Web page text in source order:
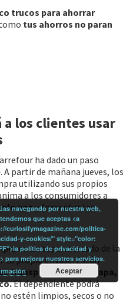
trucos para ahorrar
tus ahorros no paran
los clientes usar
ha dado un paso
. A partir de mañana jueves, los
utilizando sus propios
a los consumidores a
usoy fomentar los
en un supermercado de la
tu propio envase. Están
transparentes, con tapa,
El dependiente podrá
estén limpios, secos o no
navegando por nuestra web,
que aceptas <a
curiosifymagazine.com/politica-
y-cookies/" style="color:
política de privacidad y
para mejorar nuestros servicios.
Aceptar